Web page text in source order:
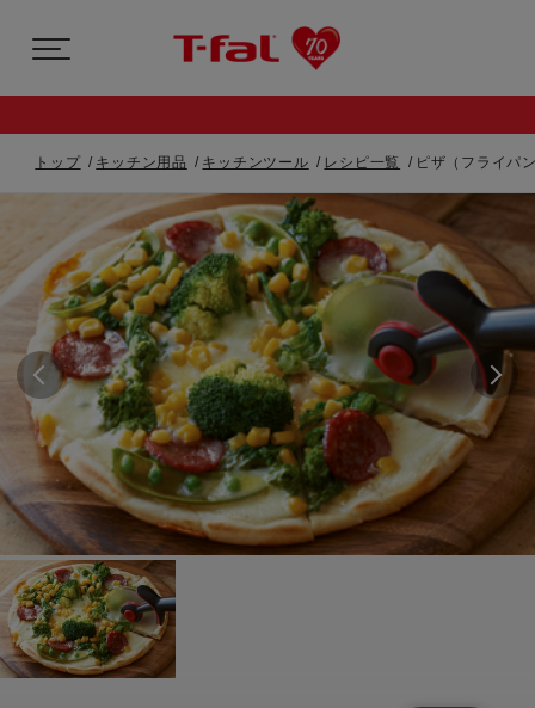
トップ キッチン用品 キッチンツール レシピ一覧 ピザ（フライパ